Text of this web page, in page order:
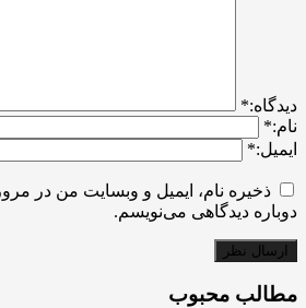
ديدگاه:*
نام:*
ایمیل:*
ذخیره نام، ایمیل و وبسایت من در
دوباره دیدگاهی می‌نویسم.
مطالب محبوب